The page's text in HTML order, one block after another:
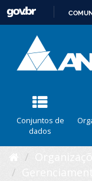
Conjuntos de
dados